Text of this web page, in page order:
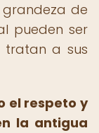
grandeza de
pueden ser
a sus
el respeto y
la antigua